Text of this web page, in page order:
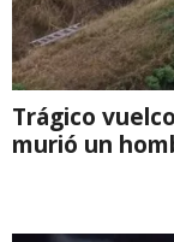
Trágico
murió un